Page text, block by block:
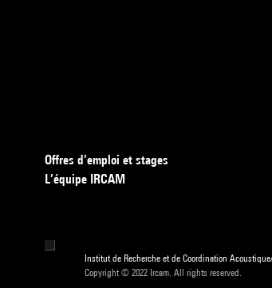
Offres d’emploi et stages
L’équipe IRCAM
Institut de Recherche et de Coordination
Copyright © 2022 Ircam. All rights reserved.